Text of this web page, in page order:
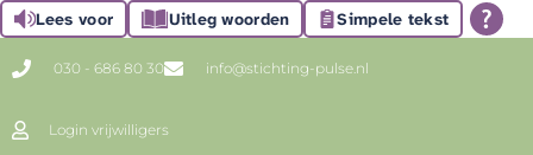
Lees voor Uitleg woorden Simpele tekst
030 - 686 80 30 info@stichting-pulse.nl
Login vrijwilligers